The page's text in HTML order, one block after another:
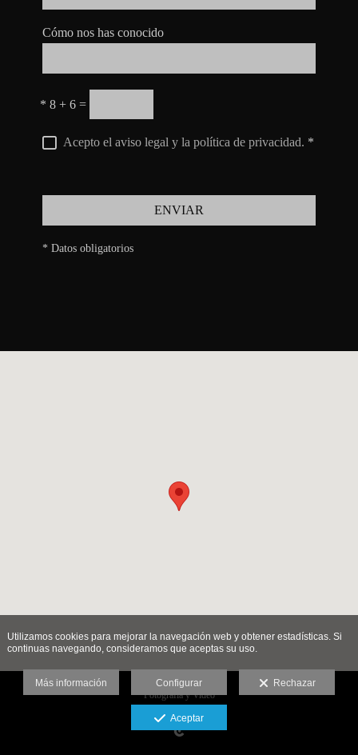
Cómo nos has conocido
* 8 + 6 =
Acepto el aviso legal y la política de privacidad. *
ENVIAR
* Datos obligatorios
Fotografia y Video
Utilizamos cookies para mejorar la navegación web y obtener estadísticas. Si
continuas navegando, consideramos que aceptas su uso.
Más información Configurar Rechazar
Aceptar